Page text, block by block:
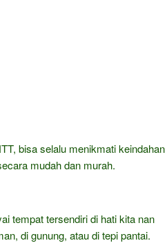
bisa selalu menikmati keindahan
mudah dan murah.
tempat tersendiri di hati kita nan
di gunung, atau di tepi pantai.